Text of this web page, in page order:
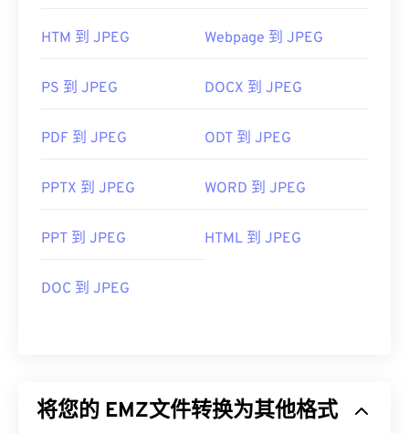
HTM 到 JPEG Webpage 到 JPEG
PS 到 JPEG DOCX 到 JPEG
PDF 到 JPEG ODT 到 JPEG
PPTX 到 JPEG WORD 到 JPEG
PPT 到 JPEG HTML 到 JPEG
DOC 到 JPEG
将您的 EMZ文件转换为其他格式